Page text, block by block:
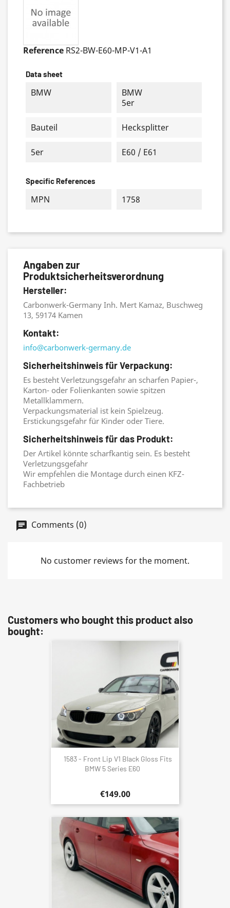
Reference RS2-BW-E60-MP-V1-A1
Data sheet
BMW
BMW
5er
Bauteil Hecksplitter
5er E60 / E61
Specific References
MPN 1758
Angaben zur
Produktsicherheitsverordnung
Hersteller:
Carbonwerk-Germany Inh. Mert Kamaz, Buschweg
13, 59174 Kamen
Kontakt:
info@carbonwerk-germany.de
Sicherheitshinweis für Verpackung:
Es besteht Verletzungsgefahr an scharfen Papier-,
Karton- oder Folienkanten sowie spitzen
Metallklammern.
Verpackungsmaterial ist kein Spielzeug.
Erstickungsgefahr für Kinder oder Tiere.
Sicherheitshinweis für das Produkt:
Der Artikel könnte scharfkantig sein. Es besteht
Verletzungsgefahr
Wir empfehlen die Montage durch einen KFZ-
Fachbetrieb
Comments (0)
No customer reviews for the moment.
Customers who bought this product also
bought:
1583 - Front Lip V1 Black Gloss Fits
BMW 5 Series E60
€149.00